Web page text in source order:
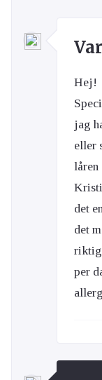
Hej!
jag
eller
låren
det
det
per